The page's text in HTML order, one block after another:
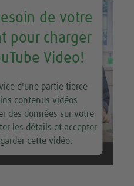
de votre
pour charger
Video!
d'une partie tierce
contenus vidéos
des données sur votre
les détails et accepter
cette vidéo.
plus